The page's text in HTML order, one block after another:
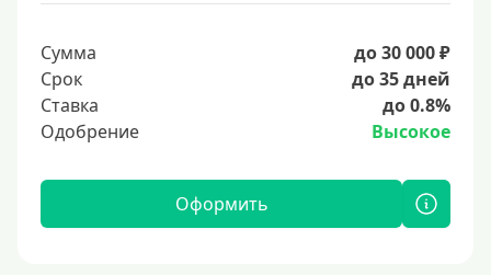
Сумма
до 30 000 ₽
Срок
до 35 дней
Ставка
до 0.8%
Одобрение
Высокое
Оформить